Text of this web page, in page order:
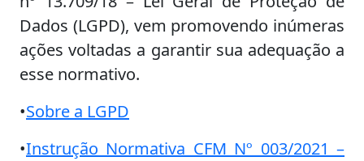
Dados (LGPD), vem promovendo inúmeras
ações voltadas a garantir sua adequação a
esse normativo.
•Sobre a LGPD
•Instrução Normativa CFM Nº 003/2021 –